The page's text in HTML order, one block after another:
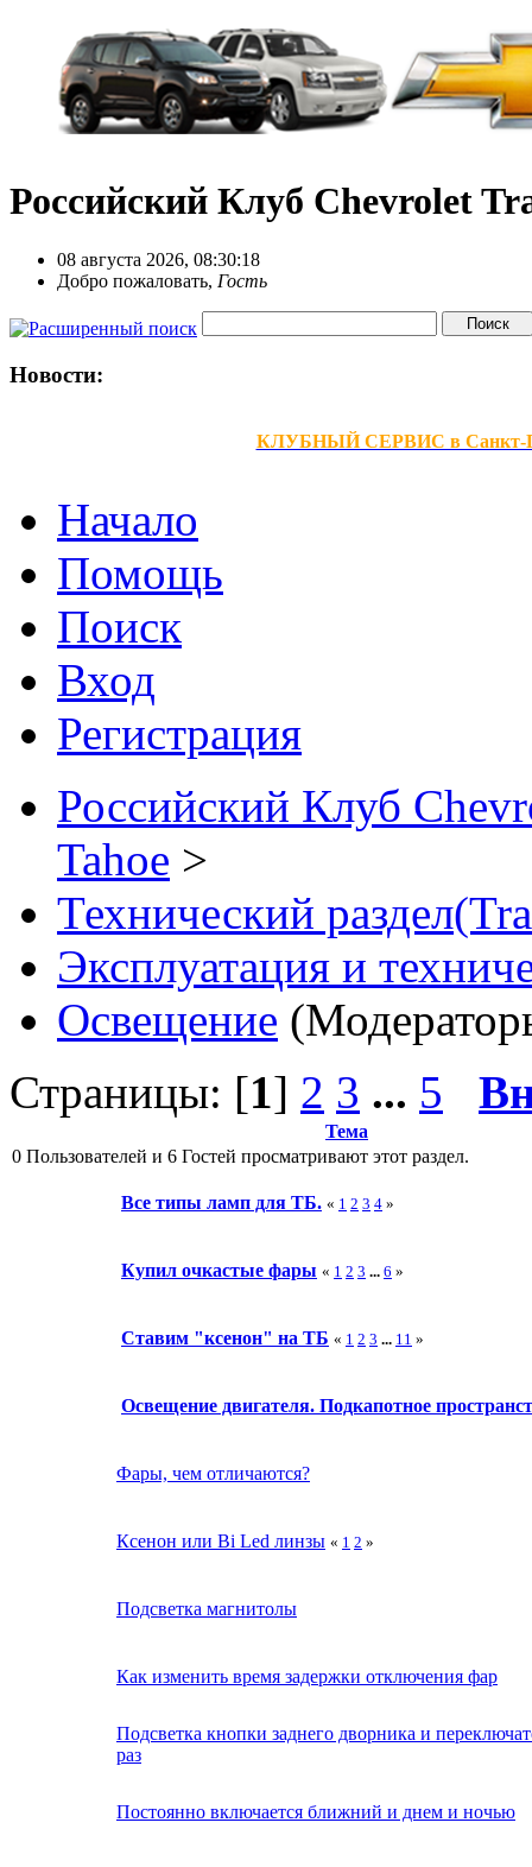
Российский Клуб Chevrolet
08 августа 2026, 08:30:18
Добро пожаловать, Гость
Новости:
КЛУБНЫЙ СЕРВИС в Санкт-
Начало
Помощь
Поиск
Вход
Регистрация
Российский Клуб
Tahoe >
Технический
Эксплуатация и
Освещение
Страницы: [1] 2 3 ... 5
Тема
0 Пользователей и 6 Гостей просматривают этот раздел.
Все типы ламп для ТБ. « 1 2 3 4 »
Купил очкастые фары « 1 2 3 ... 6 »
Ставим "ксенон" на ТБ « 1 2 3 ... 11 »
Освещение двигателя. Подкапотное
Фары, чем отличаются?
Ксенон или Bi Led линзы « 1 2 »
Подсветка магнитолы
Как изменить время задержки отключения фар
Подсветка кнопки заднего дворника и
раз
Постоянно включается ближний и днем и ночью